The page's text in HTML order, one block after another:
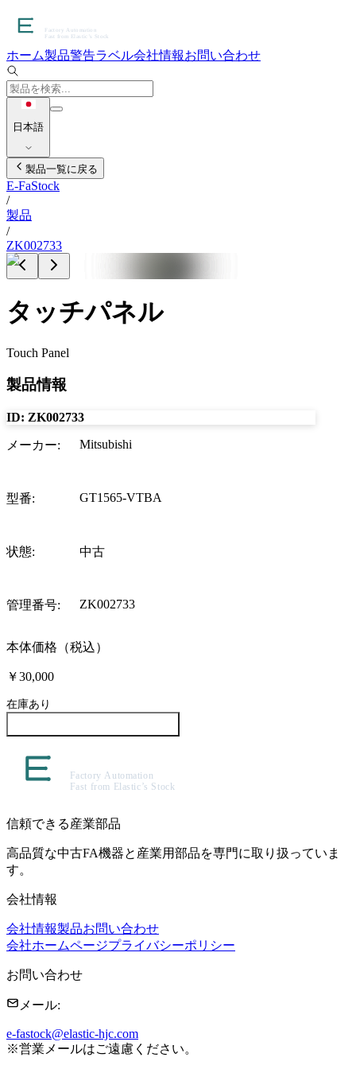
ホーム製品警告ラベル会社情報お問い合わせ
日本語
製品一覧に戻る
E-FaStock
/
製品
/
ZK002733
タッチパネル
Touch Panel
製品情報
ID: ZK002733
メーカー: Mitsubishi
型番: GT1565-VTBA
状態: 中古
管理番号: ZK002733
本体価格（税込）
￥30,000
在庫あり
信頼できる産業部品
高品質な中古FA機器と産業用部品を専門に取り扱っていま
す。
会社情報
会社情報製品お問い合わせ
会社ホームページプライバシーポリシー
お問い合わせ
メール:
e-fastock@elastic-hjc.com
※営業メールはご遠慮ください。